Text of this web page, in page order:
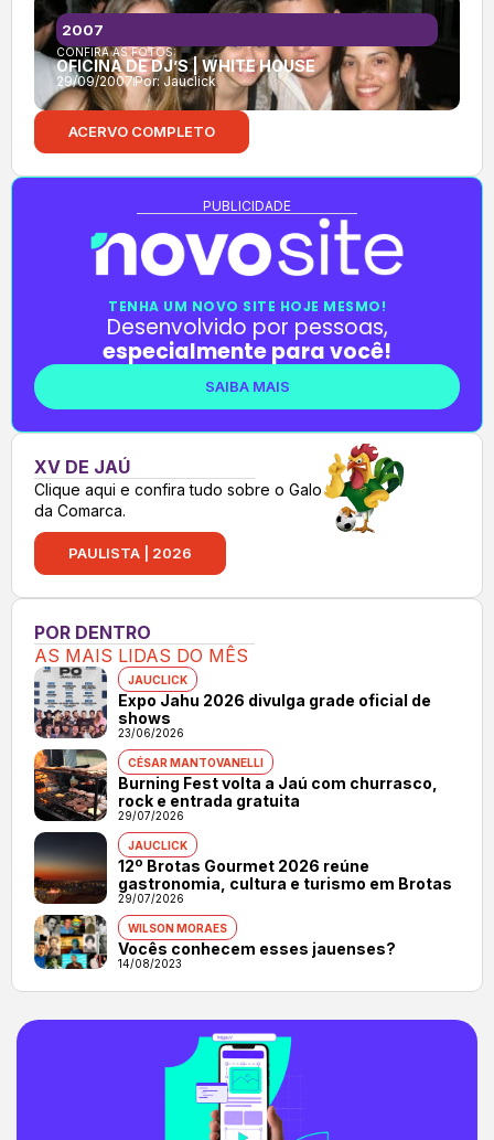
CONFIRA AS FOTOS:
OFICINA DE DJ’S | WHITE HOUSE
29/09/2007Por:Jauclick
2007
ACERVO COMPLETO
PUBLICIDADE
TENHA UM NOVO SITE HOJE MESMO!
Desenvolvido por pessoas,
especialmente para você!
SAIBA MAIS
XV DE JAÚ
Clique aqui e confira tudo sobre o Galo
da Comarca.
PAULISTA | 2026
POR DENTRO
AS MAIS LIDAS DO MÊS
JAUCLICK
Expo Jahu 2026 divulga grade oficial de
shows
23/06/2026
CÉSAR MANTOVANELLI
Burning Fest volta a Jaú com churrasco,
rock e entrada gratuita
29/07/2026
JAUCLICK
12º Brotas Gourmet 2026 reúne
gastronomia, cultura e turismo em Brotas
29/07/2026
WILSON MORAES
Vocês conhecem esses jauenses?
14/08/2023